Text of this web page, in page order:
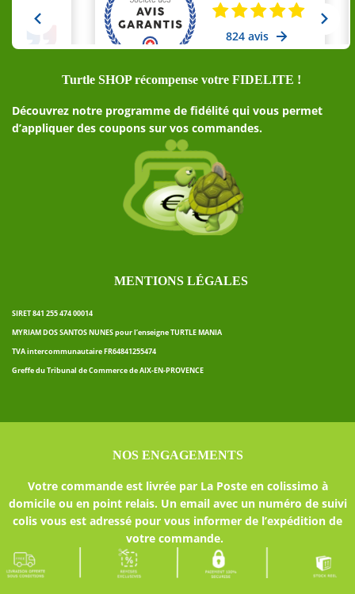
Turtle SHOP récompense votre FIDELITE !
Découvrez notre programme de fidélité qui vous permet
d’appliquer des coupons sur vos commandes.
MENTIONS LÉGALES
SIRET 841 255 474 00014
MYRIAM DOS SANTOS NUNES pour l’enseigne TURTLE MANIA
TVA intercommunautaire FR64841255474
Greffe du Tribunal de Commerce de AIX-EN-PROVENCE
NOS ENGAGEMENTS
Votre commande est livrée par La Poste en colissimo à
domicile ou en point relais. Un email avec un numéro de suivi
colis vous est adressé pour vous informer de l’expédition de
votre commande.